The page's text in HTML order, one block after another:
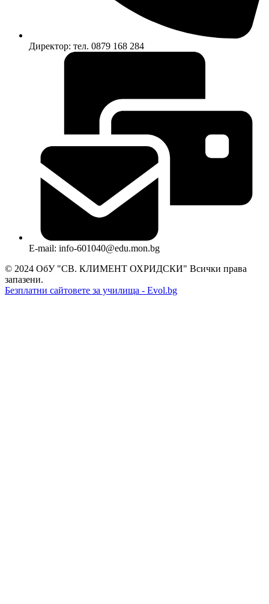
Директор: тел. 0879 168 284
E-mail: info-601040@edu.mon.bg
© 2024 ОбУ "СВ. КЛИМЕНТ ОХРИДСКИ" Всички права
запазени.
Безплатни сайтовете за училища - Evol.bg